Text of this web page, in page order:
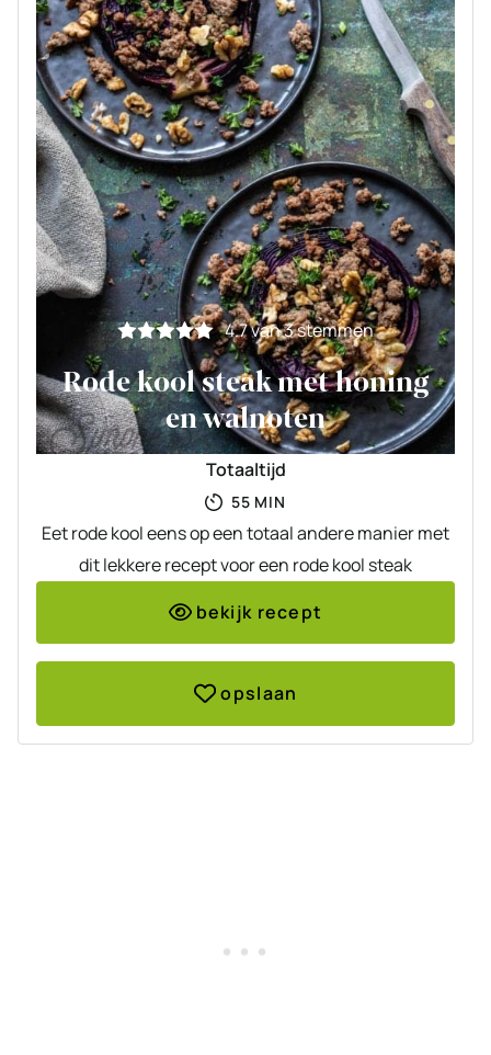
4.7van3stemmen
Rode kool steak met honing
en walnoten
Totaaltijd
55MINUTEN
MIN
Eet rode kool eens op een totaal andere manier met
dit lekkere recept voor een rode kool steak
bekijk recept
opslaan